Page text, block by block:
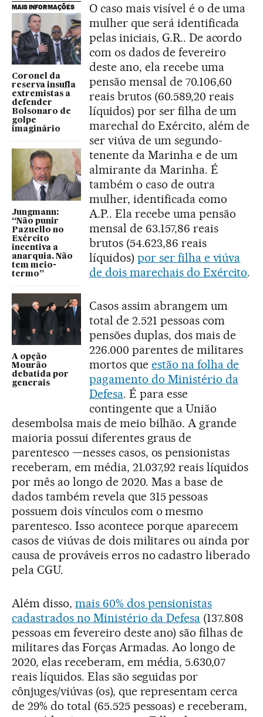
MAIS INFORMAÇÕES
Coronel da
reserva insufla
extremistas a
defender
Bolsonaro de
golpe
imaginário
Jungmann:
“Não punir
Pazuello no
Exército
incentiva a
anarquia. Não
tem meio-
termo”
A opção
Mourão
debatida por
generais
O caso mais visível é o de uma
mulher que será identificada
pelas iniciais, G.R.. De acordo
com os dados de fevereiro
deste ano, ela recebe uma
pensão mensal de 70.106,60
reais brutos (60.589,20 reais
líquidos) por ser filha de um
marechal do Exército, além de
ser viúva de um segundo-
tenente da Marinha e de um
almirante da Marinha. É
também o caso de outra
mulher, identificada como
A.P.. Ela recebe uma pensão
mensal de 63.157,86 reais
brutos (54.623,86 reais
líquidos) por ser filha e viúva
de dois marechais do Exército.
Casos assim abrangem um
total de 2.521 pessoas com
pensões duplas, dos mais de
226.000 parentes de militares
mortos que estão na folha de
pagamento do Ministério da
Defesa. É para esse
contingente que a União
desembolsa mais de meio bilhão. A grande
maioria possui diferentes graus de
parentesco —nesses casos, os pensionistas
receberam, em média, 21.037,92 reais líquidos
por mês ao longo de 2020. Mas a base de
dados também revela que 315 pessoas
possuem dois vínculos com o mesmo
parentesco. Isso acontece porque aparecem
casos de viúvas de dois militares ou ainda por
causa de prováveis erros no cadastro liberado
pela CGU.
Além disso, mais 60% dos pensionistas
cadastrados no Ministério da Defesa (137.808
pessoas em fevereiro deste ano) são filhas de
militares das Forças Armadas. Ao longo de
2020, elas receberam, em média, 5.630,07
reais líquidos. Elas são seguidas por
cônjuges/viúvas (os), que representam cerca
de 29% do total (65.525 pessoas) e receberam,